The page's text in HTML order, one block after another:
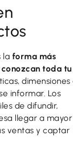
la forma más
toda tu
dimensiones
informar. Los
de difundir,
llegar a mayor
ventas y captar